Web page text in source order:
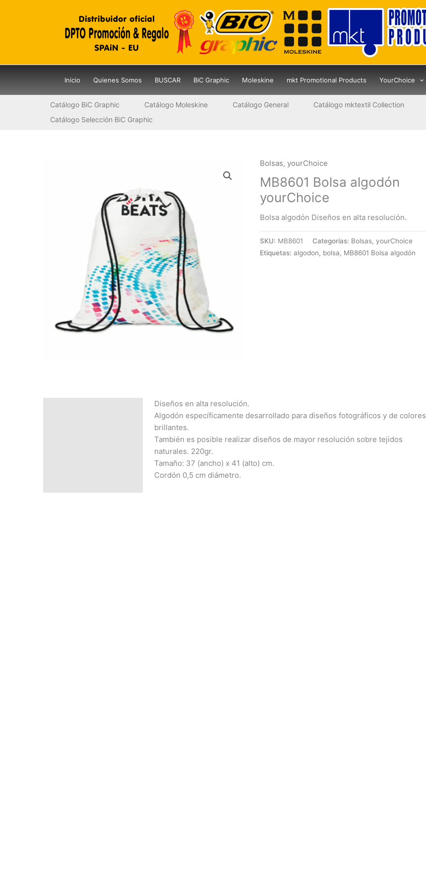
Inicio Quienes Somos BUSCAR BiC Graphic Moleskine mkt Promotional Products YourChoice
Catálogo BiC Graphic Catálogo Moleskine Catálogo General Catálogo mktextil Collection
Catálogo Selección BiC Graphic
Bolsas,yourChoice
MB8601 Bolsa algodón
yourChoice
Bolsa algodón Diseños en alta resolución.
SKU: MB8601 Categorías: Bolsas,yourChoice
Etiquetas:algodon, bolsa, MB8601 Bolsa algodón
Diseños en alta resolución.
Algodón específicamente desarrollado para diseños fotográficos y de colores
brillantes.
También es posible realizar diseños de mayor resolución sobre tejidos
naturales. 220gr.
Tamaño: 37 (ancho) x 41 (alto) cm.
Cordón 0,5 cm diámetro.